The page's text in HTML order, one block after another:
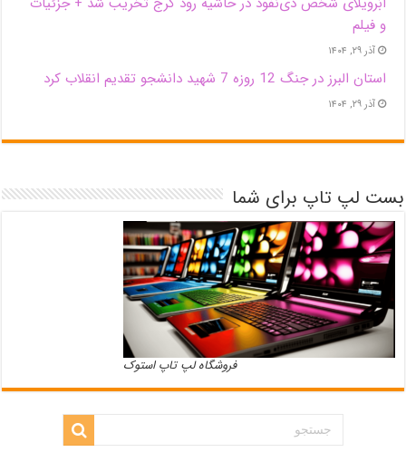
و فیلم
آذر ۲۹, ۱۴۰۴
استان البرز در جنگ 12 روزه 7 شهید دانشجو تقدیم انقلاب کرد
آذر ۲۹, ۱۴۰۴
بست لپ تاپ برای شما
فروشگاه لپ تاپ استوک